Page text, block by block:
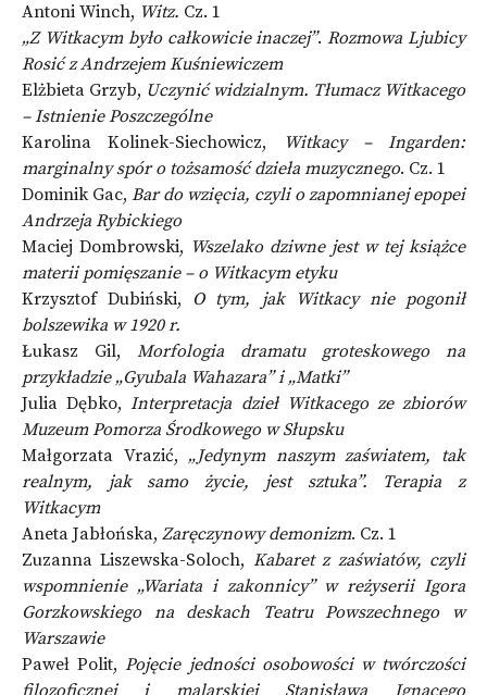
Antoni Winch, Witz. Cz. 1
„Z Witkacym było całkowicie inaczej”.Rozmowa Ljubicy
Rosić z Andrzejem Kuśniewiczem
Elżbieta Grzyb, Uczynić widzialnym. Tłumacz Witkacego
– Istnienie Poszczególne
Karolina Kolinek-Siechowicz,
Witkacy – Ingarden:
marginalny spór o tożsamość dzieła muzycznego. Cz. 1
Dominik Gac, Bar do wzięcia, czyli o zapomnianej epopei
Andrzeja Rybickiego
Maciej Dombrowski, Wszelako dziwne jest w tej książce
materii pomięszanie – o Witkacym etyku
Krzysztof Dubiński, O tym, jak Witkacy nie pogonił
bolszewika w 1920 r.
Łukasz Gil, Morfologia dramatu groteskowego na
przykładzie „Gyubala Wahazara” i „Matki”
Julia Dębko,Interpretacja dzieł Witkacego ze zbiorów
Muzeum Pomorza Środkowego w Słupsku
Małgorzata Vrazić, „Jedynym naszym zaświatem, tak
realnym, jak samo życie, jest sztuka”. Terapia z
Witkacym
Aneta Jabłońska, Zaręczynowy demonizm. Cz. 1
Zuzanna Liszewska-Soloch, Kabaret z zaświatów, czyli
wspomnienie „Wariata i zakonnicy” w reżyserii Igora
Gorzkowskiego na deskach Teatru Powszechnego w
Warszawie
Paweł Polit,Pojęcie jedności osobowości w twórczości
filozoficznej i malarskiej Stanisława Ignacego